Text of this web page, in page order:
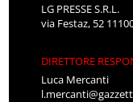
LG PRESSE S.R.L.
via Festaz, 52
DIRETTORE
Luca Mercanti